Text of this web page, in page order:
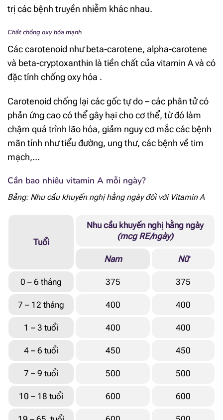
trị các bệnh truyền nhiễm khác nhau.
Chất chống oxy hóa mạnh
Các carotenoid như beta-carotene, alpha-carotene
và beta-cryptoxanthin là tiền chất của vitamin A và có
đặc tính chống oxy hóa .
Carotenoid chống lại các gốc tự do – các phân tử có
phản ứng cao có thể gây hại cho cơ thể, từ đó làm
chậm quá trình lão hóa, giảm nguy cơ mắc các bệnh
mãn tính như tiểu đường, ung thư, các bệnh về tim
mạch,…
Cần bao nhiêu vitamin A mỗi ngày?
Bảng: Nhu cầu khuyến nghị hằng ngày đối với Vitamin A
Tuổi
Nhu cầu khuyến nghị hằng ngày
(mcg RE/ngày)
Nam Nữ
0 – 6 tháng 375 375
7 – 12 tháng 400 400
1 – 3 tuổi 400 400
4 – 6 tuổi 450 450
7 – 9 tuổi 500 500
10 – 18 tuổi 600 600